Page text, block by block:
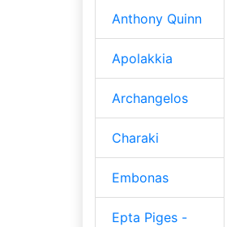
Anthony Quinn
Apolakkia
Archangelos
Charaki
Embonas
Epta Piges -